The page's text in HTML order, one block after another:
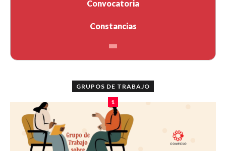
Convocatoria
Constancias
GRUPOS DE TRABAJO
1